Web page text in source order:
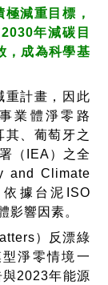
極減重目標，
年減碳目
，成為科學基
計畫，因此
業體淨零路
其、葡萄牙之
（IEA）之全
and Climate
據台泥ISO
影響因素。
）反漂綠
淨零情境一
2023年能源